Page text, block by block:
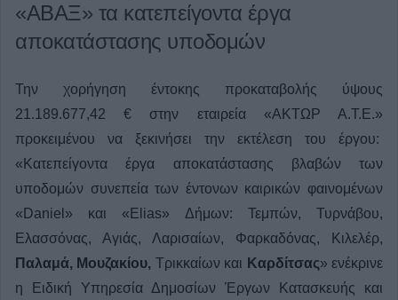
«ΑΒΑΞ» τα κατεπείγοντα έργα
αποκατάστασης υποδομών
Την χορήγηση έντοκης προκαταβολής ύψους
21.189.677,42 € στην εταιρεία «ΑΚΤΩΡ Α.Τ.Ε.»
προκειμένου να ξεκινήσει την εκτέλεση του έργου:
«Κατεπείγοντα έργα αποκατάστασης βλαβών των
υποδομών συνεπεία των έντονων καιρικών φαινομένων
«Daniel» και «Elias» Δήμων: Τεμπών, Τυρνάβου,
Ελασσόνας, Αγιάς, Λαρισαίων, Φαρκαδόνας, Κιλελέρ,
Παλαμά, Μουζακίου, Τρικκαίων και Καρδίτσας» ενέκρινε
η Ειδική Υπηρεσία Δημοσίων Έργων Κατασκευής και